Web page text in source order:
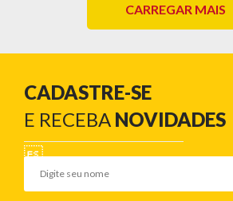
CARREGAR MAIS
CADASTRE-SE
E RECEBA NOVIDADES